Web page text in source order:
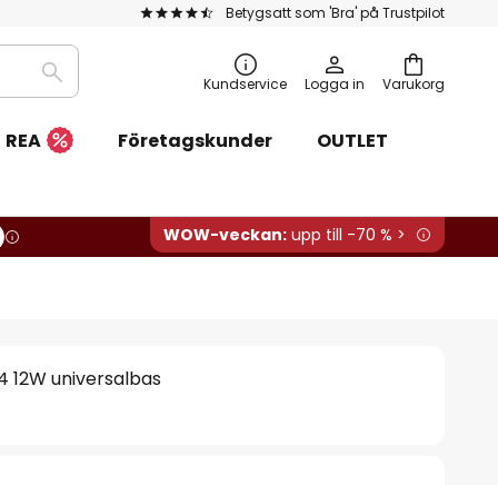
Betygsatt som 'Bra' på Trustpilot
Varukorg
Sök Kundservice Logga in
REA Företagskunder OUTLET
WOW-veckan: upp till -70 % >
12W universalbas